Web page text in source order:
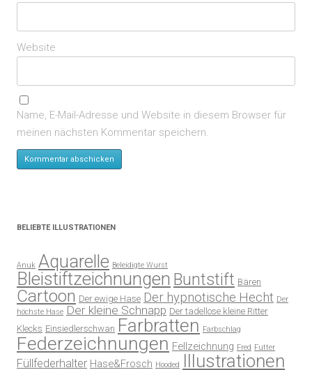
Website
Name, E-Mail-Adresse und Website in diesem Browser für
meinen nächsten Kommentar speichern.
BELIEBTE ILLUSTRATIONEN
Anuk Aquarelle Beleidigte Wurst
Bleistiftzeichnungen Buntstift Bären
Cartoon Der ewige Hase Der hypnotische Hecht Der
höchste Hase Der kleine Schnapp Der tadellose kleine Ritter
Klecks Einsiedlerschwan Farbratten Farbschlag
Federzeichnungen Fellzeichnung Fred Futter
Füllfederhalter Hase&Frosch Hooded Illustrationen